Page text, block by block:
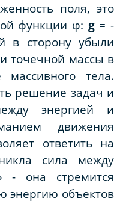
поля, это
функции φ: g=-
в сторону убыли
точечной массы в
массивного тела.
решение задач и
энергией и
движения
ответить на
сила между
- она стремится
энергию объектов